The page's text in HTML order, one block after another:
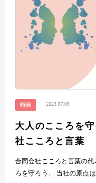
特典 2023.07.09
大人のこころを
社こころと言葉
合同会社こころと言葉の
ろを守ろう。 当社の原点